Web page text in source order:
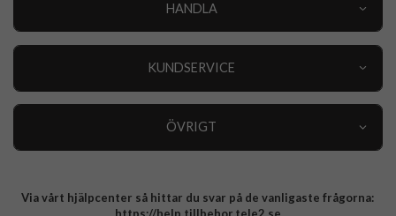
HANDLA
KUNDSERVICE
ÖVRIGT
Integritetspolicy
Via vårt hjälpcenter så hittar du svar på de vanligaste frågorna: